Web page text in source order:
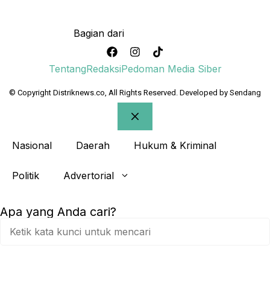
Bagian dari
TentangRedaksiPedoman Media Siber
© Copyright Distriknews.co, All Rights Reserved. Developed by Sendang
Nasional Daerah Hukum & Kriminal
Politik Advertorial
Apa yang Anda cari?